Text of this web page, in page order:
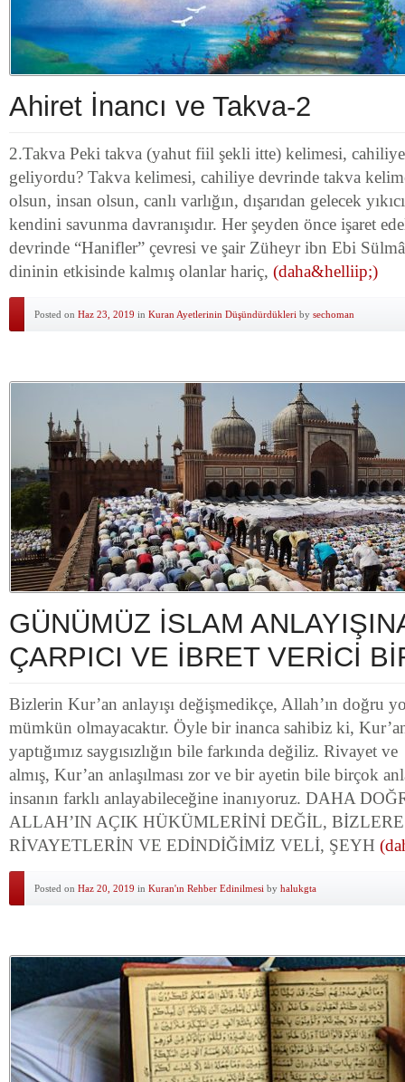
Ahiret İnancı ve Takva-2
2.Takva Peki takva (yahut fiil şekli itte) kelimesi,
geliyordu? Takva kelimesi, cahiliye devrinde takva
olsun, insan olsun, canlı varlığın, dışarıdan gelecek
kendini savunma davranışıdır. Her şeyden önce işaret
devrinde “Hanifler” çevresi ve şair Züheyr ibn Ebi
dininin etkisinde kalmış olanlar hariç, (daha&helliip;)
Posted on Haz 23, 2019 in Kuran Ayetlerinin Düşündürdükleri by sechoman
GÜNÜMÜZ İSLAM
ÇARPICI VE İBRET VERİCİ
Bizlerin Kur’an anlayışı değişmedikçe, Allah’ın doğru
mümkün olmayacaktır. Öyle bir inanca sahibiz ki,
yaptığımız saygısızlığın bile farkında değiliz. Rivayet
almış, Kur’an anlaşılması zor ve bir ayetin bile birçok
insanın farklı anlayabileceğine inanıyoruz. DAHA
ALLAH’IN AÇIK HÜKÜMLERİNİ DEĞİL,
RİVAYETLERİN VE EDİNDİĞİMİZ VELİ, ŞEYH
Posted on Haz 20, 2019 in Kuran'ın Rehber Edinilmesi by halukgta